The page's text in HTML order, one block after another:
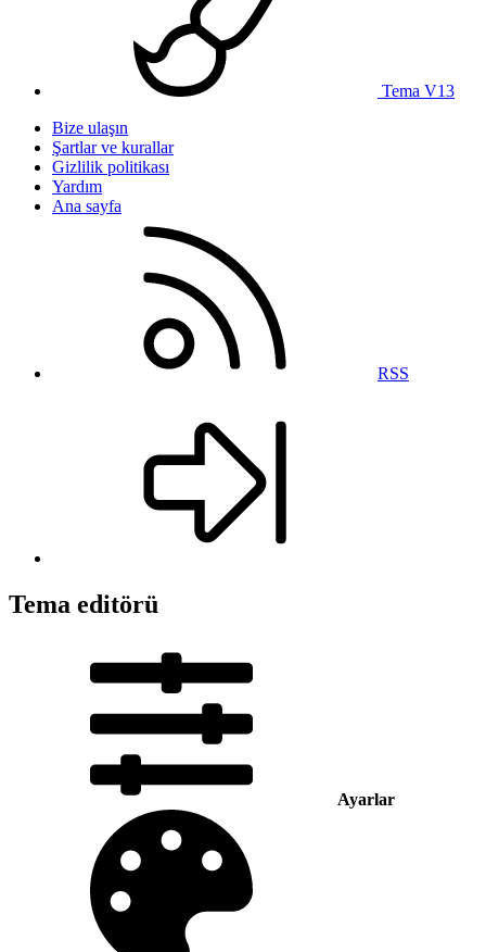
Tema V13
Bize ulaşın
Şartlar ve kurallar
Gizlilik politikası
Yardım
Ana sayfa
RSS
Tema editörü
Ayarlar